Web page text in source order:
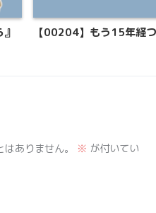
【00204】もう15年経
ありません。 ※ が付いてい